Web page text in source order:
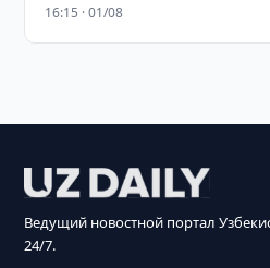
16:15 · 01/08
Ведущий новостной портал
24/7.